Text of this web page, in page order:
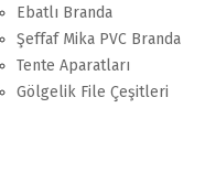
Ebatlı Branda
Şeffaf Mika PVC Branda
Tente Aparatları
Gölgelik File Çeşitleri